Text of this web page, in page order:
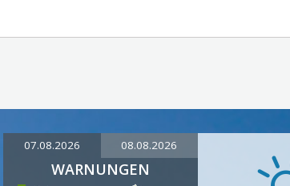
07.08.2026 08.08.2026
WARNUNGEN